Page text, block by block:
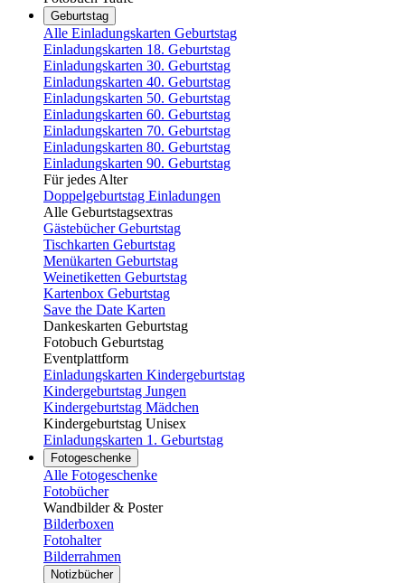
Geburtstag
Alle Einladungskarten Geburtstag
Einladungskarten 18. Geburtstag
Einladungskarten 30. Geburtstag
Einladungskarten 40. Geburtstag
Einladungskarten 50. Geburtstag
Einladungskarten 60. Geburtstag
Einladungskarten 70. Geburtstag
Einladungskarten 80. Geburtstag
Einladungskarten 90. Geburtstag
Für jedes Alter
Doppelgeburtstag Einladungen
Alle Geburtstagsextras
Gästebücher Geburtstag
Tischkarten Geburtstag
Menükarten Geburtstag
Weinetiketten Geburtstag
Kartenbox Geburtstag
Save the Date Karten
Dankeskarten Geburtstag
Fotobuch Geburtstag
Eventplattform
Einladungskarten Kindergeburtstag
Kindergeburtstag Jungen
Kindergeburtstag Mädchen
Kindergeburtstag Unisex
Einladungskarten 1. Geburtstag
Fotogeschenke
Alle Fotogeschenke
Fotobücher
Wandbilder & Poster
Bilderboxen
Fotohalter
Bilderrahmen
Notizbücher